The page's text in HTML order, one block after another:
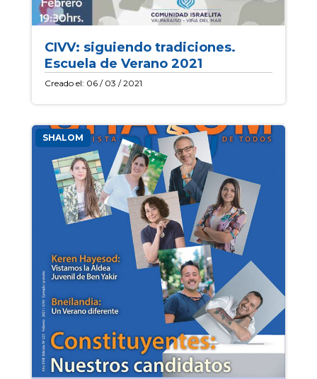
CIVV: siguiendo tradiciones.
Escuela de Verano 2021
Creado el: 06 / 03 / 2021
SHALOM